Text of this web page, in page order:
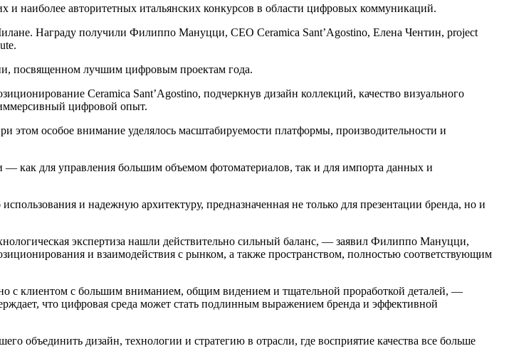
наиболее авторитетных итальянских конкурсов в области цифровых коммуникаций.
Награду получили Филиппо Мануцци, CEO Ceramica Sant’Agostino, Елена Чентин, project
посвященном лучшим цифровым проектам года.
Ceramica Sant’Agostino, подчеркнув дизайн коллекций, качество визуального
цифровой опыт.
этом особое внимание уделялось масштабируемости платформы, производительности и
— как для управления большим объемом фотоматериалов, так и для импорта данных и
и надежную архитектуру, предназначенная не только для презентации бренда, но и
экспертиза нашли действительно сильный баланс, — заявил Филиппо Мануцци,
и взаимодействия с рынком, а также пространством, полностью соответствующим
с клиентом с большим вниманием, общим видением и тщательной проработкой деталей, —
что цифровая среда может стать подлинным выражением бренда и эффективной
объединить дизайн, технологии и стратегию в отрасли, где восприятие качества все больше